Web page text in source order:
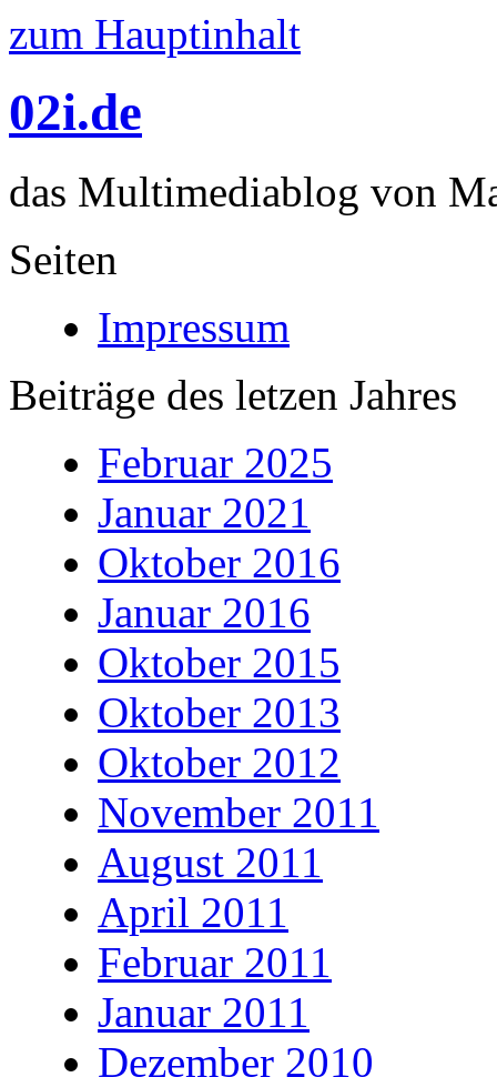
zum Hauptinhalt
02i.de
das Multimediablog von
Seiten
Impressum
Beiträge des letzen Jahres
Februar 2025
Januar 2021
Oktober 2016
Januar 2016
Oktober 2015
Oktober 2013
Oktober 2012
November 2011
August 2011
April 2011
Februar 2011
Januar 2011
Dezember 2010